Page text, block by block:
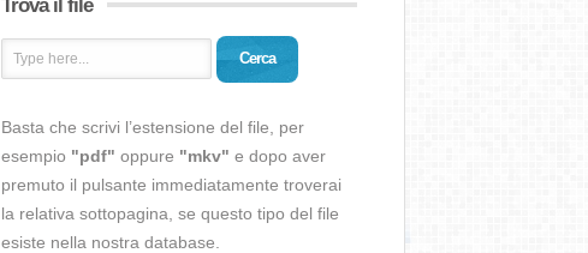
Trova il file
Cerca
Basta che scrivi l’estensione del file, per
esempio "pdf" oppure "mkv" e dopo aver
premuto il pulsante immediatamente troverai
la relativa sottopagina, se questo tipo del file
esiste nella nostra database.